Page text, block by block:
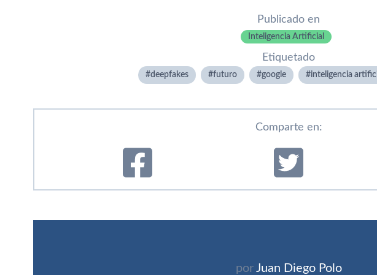
Publicado en
Inteligencia Artificial
Etiquetado
deepfakes futuro google inteligencia
Comparte en:
por Juan Diego Polo